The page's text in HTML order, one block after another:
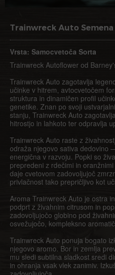
Trainwreck Auto
Vrsta: Samocvetoča Sorta
Trainwreck Autoflower od
Trainwreck Auto zagotavlja
učinke v hitrem, avtocvetočem
struktura in dinamičen profil
genetike. Znan po svoji
stanju, Trainwreck Auto
hitrostjo in lahkoto ter odpravlja
Trainwreck Auto raste z
odraža njegovo sativa dedovino
energična v razvoju. Popki so
prepredeni z rdečimi in
daje cvetovom zadovoljujoč
privlačnost tako prepričljivo kot
Aroma Trainwreck Auto je ostra
podprt z živahnim citrusom in
zadovoljujočo globino pod
osvežujočo, kompleksno
Trainwreck Auto ponuja bogato
njegovo aromo. Bor in zemlja
mu sledi subtilna sladkost sredi
in ohranja vsak vlek zanimiv.